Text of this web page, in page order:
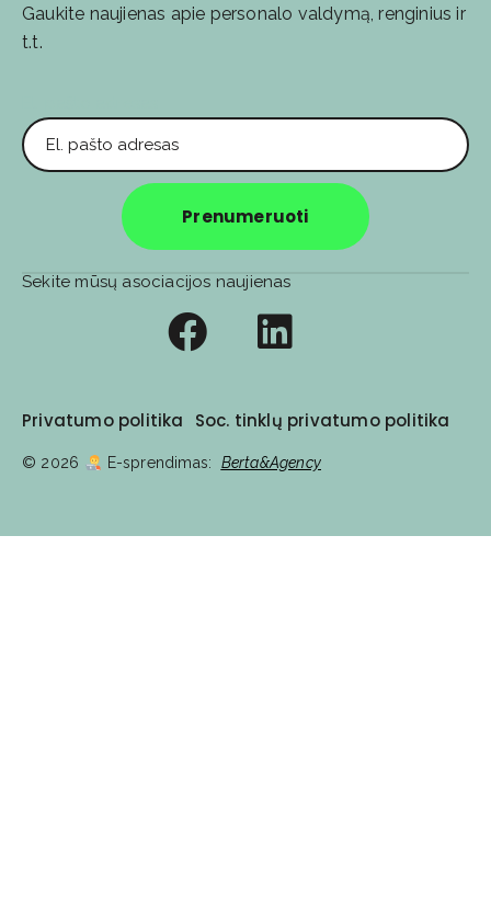
Gaukite naujienas apie personalo valdymą, renginius ir
t.t.
Prenumeruoti
Privatumo politika Soc. tinklų privatumo politika
© 2026 E-sprendimas: Berta&Agency
Sekite mūsų asociacijos naujienas